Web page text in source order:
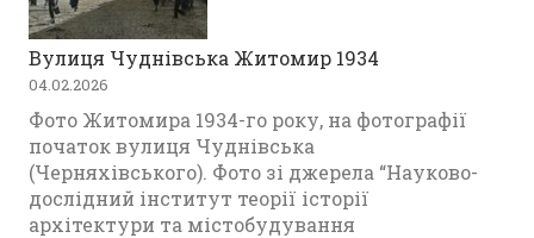
Вулиця Чуднівська Житомир 1934
04.02.2026
Фото Житомира 1934-го року, на фотографії
початок вулиця Чуднівська
(Черняхівського). Фото зі джерела “Науково-
дослідний інститут теорії історії
архітектури та містобудування